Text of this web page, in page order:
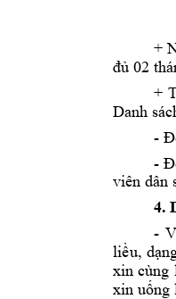
+
đủ 02
+
Danh
-
-
viên dân
4.
-
liều,
xin cùng
xin uống